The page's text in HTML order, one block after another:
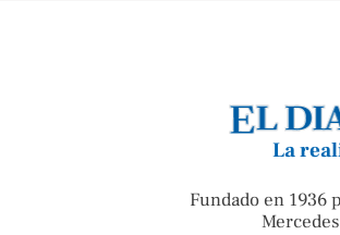
La
Fundado en 1936